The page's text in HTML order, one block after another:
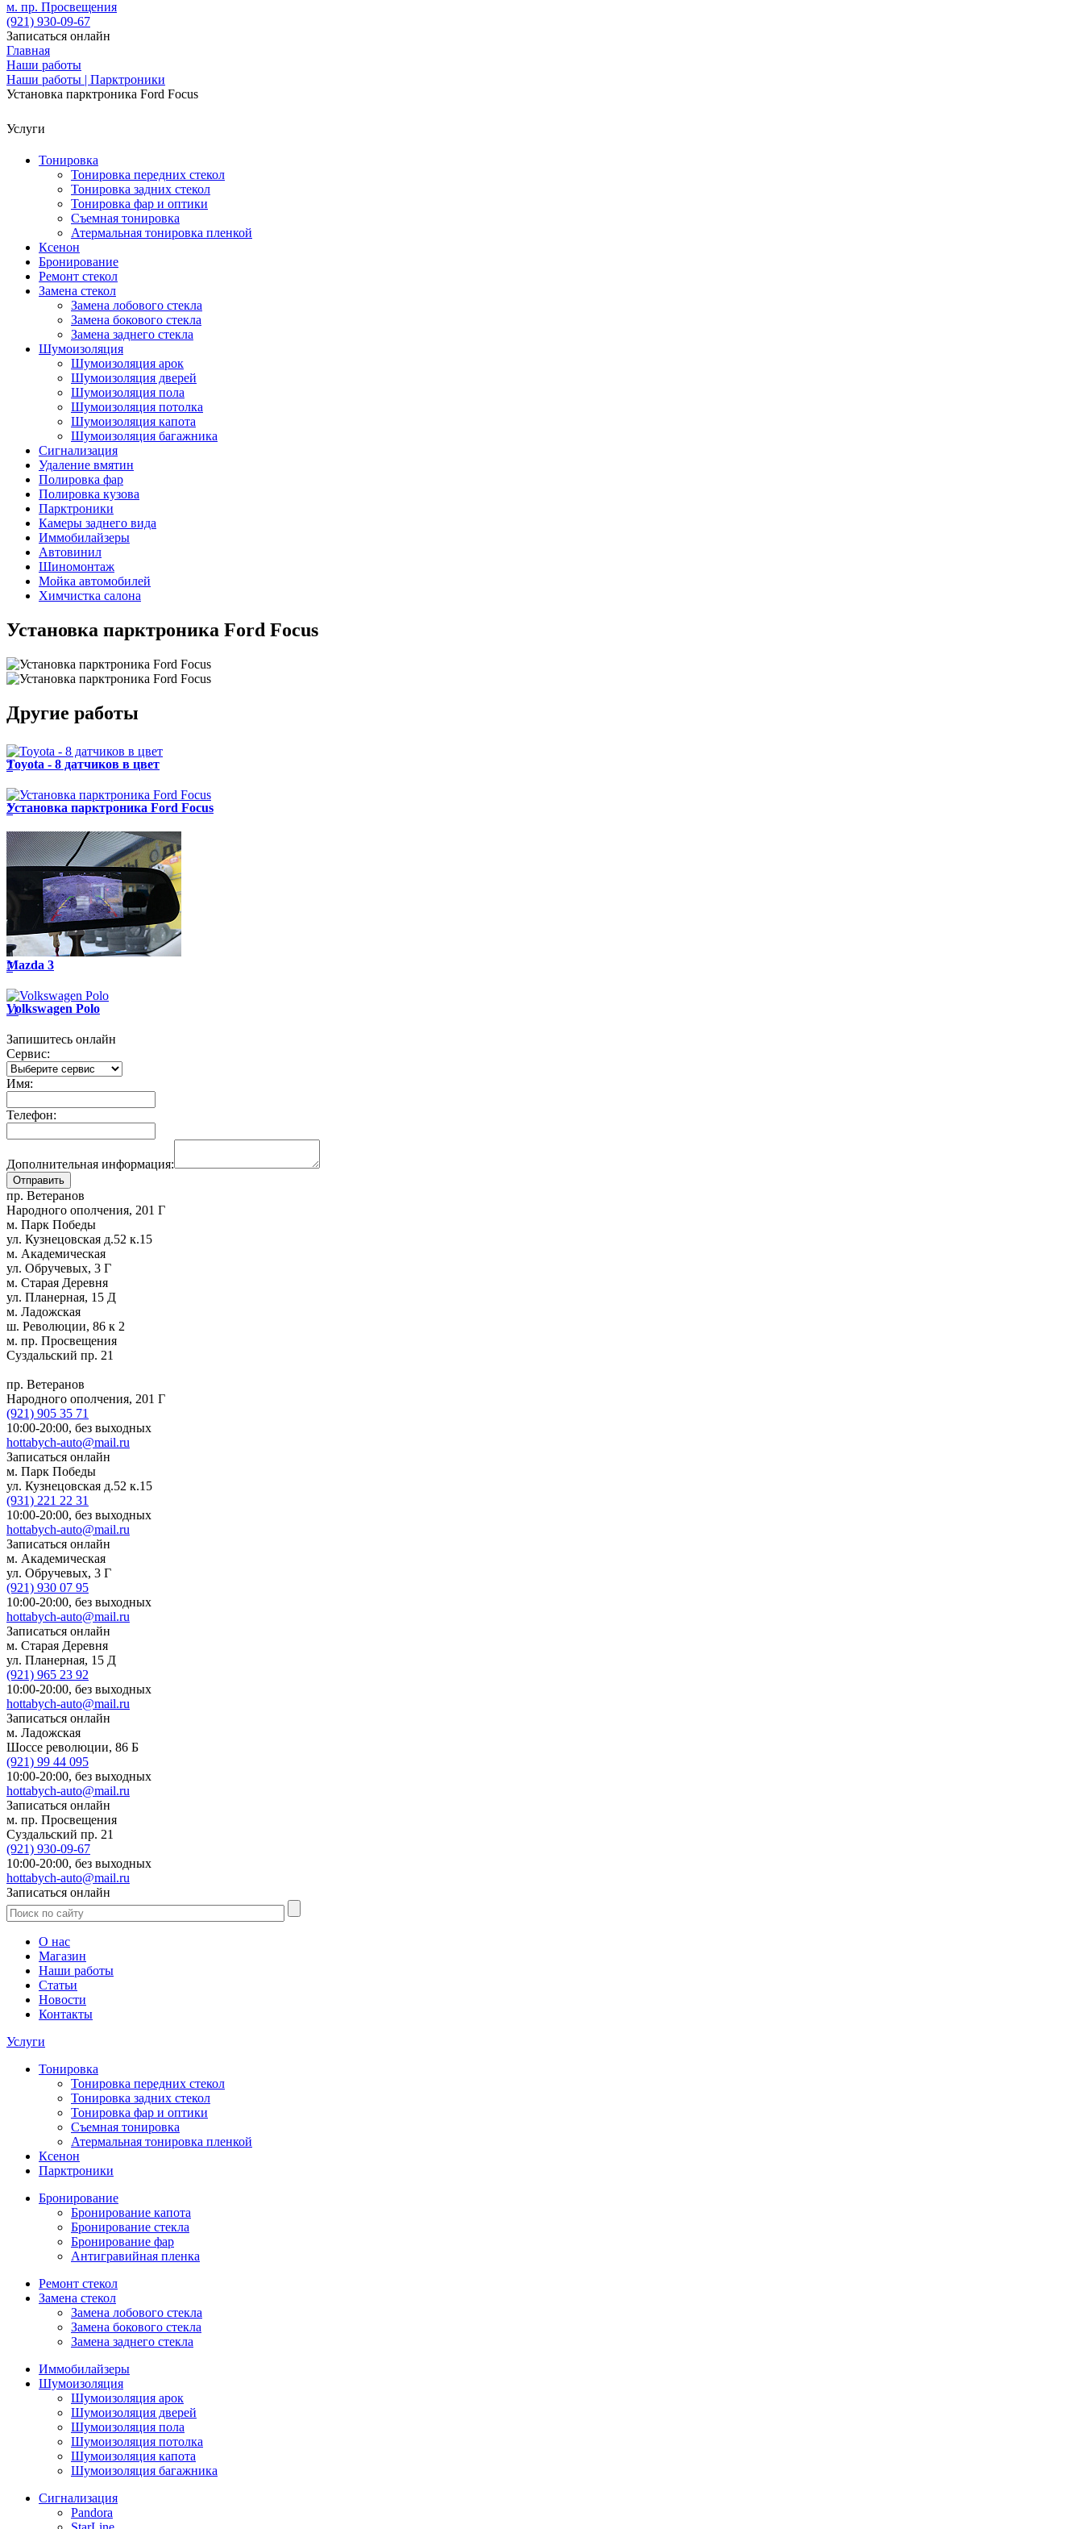
м. пр. Просвещения
(921) 930-09-67
Записаться онлайн
Главная
Наши работы
Наши работы | Парктроники
Установка парктроника Ford Focus
Услуги
Тонировка
Тонировка передних стекол
Тонировка задних стекол
Тонировка фар и оптики
Съемная тонировка
Атермальная тонировка пленкой
Ксенон
Бронирование
Ремонт стекол
Замена стекол
Замена лобового стекла
Замена бокового стекла
Замена заднего стекла
Шумоизоляция
Шумоизоляция арок
Шумоизоляция дверей
Шумоизоляция пола
Шумоизоляция потолка
Шумоизоляция капота
Шумоизоляция багажника
Сигнализация
Удаление вмятин
Полировка фар
Полировка кузова
Парктроники
Камеры заднего вида
Иммобилайзеры
Автовинил
Шиномонтаж
Мойка автомобилей
Химчистка салона
Установка парктроника Ford Focus
Другие работы
7
Toyota - 8 датчиков в цвет
2
Установка парктроника Ford Focus
7
Mazda 3
11
Volkswagen Polo
Запишитесь онлайн
Сервис:
Имя:
Телефон:
Дополнительная информация:
пр. Ветеранов
Народного ополчения, 201 Г
м. Парк Победы
ул. Кузнецовская д.52 к.15
м. Академическая
ул. Обручевых, 3 Г
м. Старая Деревня
ул. Планерная, 15 Д
м. Ладожская
ш. Революции, 86 к 2
м. пр. Просвещения
Суздальский пр. 21
пр. Ветеранов
Народного ополчения, 201 Г
(921) 905 35 71
10:00-20:00, без выходных
hottabych-auto@mail.ru
Записаться онлайн
м. Парк Победы
ул. Кузнецовская д.52 к.15
(931) 221 22 31
10:00-20:00, без выходных
hottabych-auto@mail.ru
Записаться онлайн
м. Академическая
ул. Обручевых, 3 Г
(921) 930 07 95
10:00-20:00, без выходных
hottabych-auto@mail.ru
Записаться онлайн
м. Старая Деревня
ул. Планерная, 15 Д
(921) 965 23 92
10:00-20:00, без выходных
hottabych-auto@mail.ru
Записаться онлайн
м. Ладожская
Шоссе революции, 86 Б
(921) 99 44 095
10:00-20:00, без выходных
hottabych-auto@mail.ru
Записаться онлайн
м. пр. Просвещения
Суздальский пр. 21
(921) 930-09-67
10:00-20:00, без выходных
hottabych-auto@mail.ru
Записаться онлайн
О нас
Магазин
Наши работы
Статьи
Новости
Контакты
Услуги
Тонировка
Тонировка передних стекол
Тонировка задних стекол
Тонировка фар и оптики
Съемная тонировка
Атермальная тонировка пленкой
Ксенон
Парктроники
Бронирование
Бронирование капота
Бронирование стекла
Бронирование фар
Антигравийная пленка
Ремонт стекол
Замена стекол
Замена лобового стекла
Замена бокового стекла
Замена заднего стекла
Иммобилайзеры
Шумоизоляция
Шумоизоляция арок
Шумоизоляция дверей
Шумоизоляция пола
Шумоизоляция потолка
Шумоизоляция капота
Шумоизоляция багажника
Сигнализация
Pandora